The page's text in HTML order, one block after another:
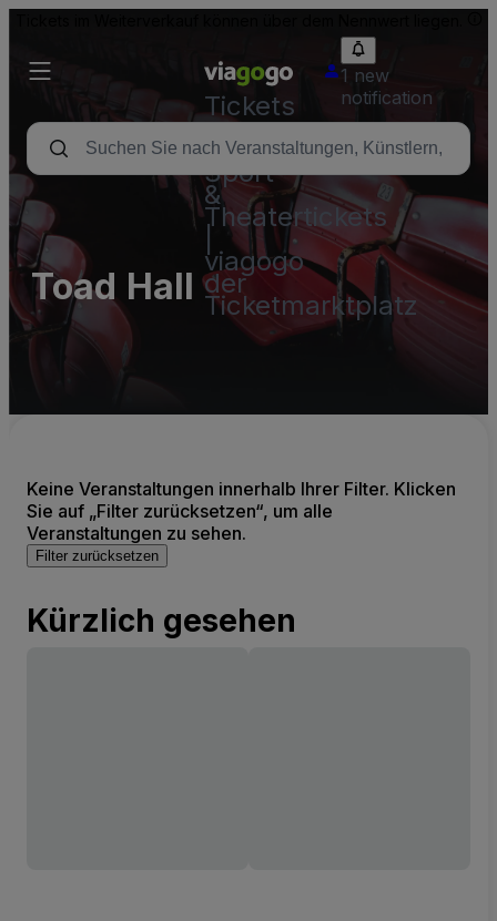
Tickets
-
Konzert-,
Sport-
&
Theatertickets
viagogo
der
Ticketmarktplatz
1 new
notification
Toad Hall
Keine Veranstaltungen innerhalb Ihrer Filter. Klicken
Sie auf „Filter zurücksetzen“, um alle
Veranstaltungen zu sehen.
Filter zurücksetzen
Kürzlich gesehen